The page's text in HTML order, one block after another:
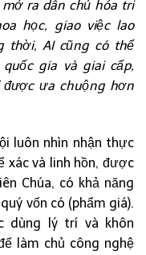
ra dân chủ hóa tri
học, giao việc lao
thời, AI cũng có thể
gia và giai cấp,
được ưa chuộng hơn
luôn nhìn nhận thực
xác và linh hồn, được
Chúa, có khả năng
vốn có (phẩm giá).
dùng lý trí và khôn
làm chủ công nghệ